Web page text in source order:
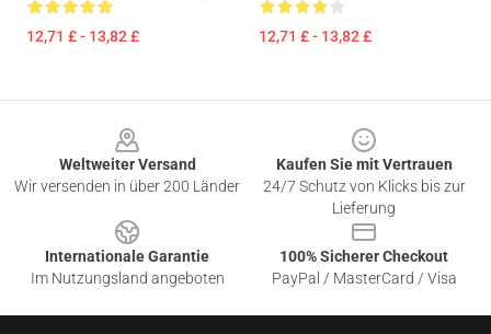
12,71 £ - 13,82 £ 12,71 £ - 13,82 £
Weltweiter Versand
Wir versenden in über 200 Länder
Kaufen Sie mit Vertrauen
24/7 Schutz von Klicks bis zur
Lieferung
Internationale Garantie
Im Nutzungsland angeboten
100% Sicherer Checkout
PayPal / MasterCard / Visa